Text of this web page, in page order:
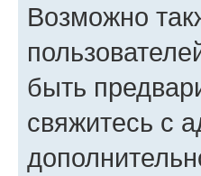
Возможно
быть
свяжитесь с